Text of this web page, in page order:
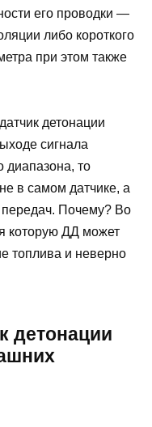
его проводки —
либо короткого
при этом также
детонации
сигнала
диапазона, то
в самом датчике, а
передач. Почему? Во
которую ДД может
топлива и неверно
детонации